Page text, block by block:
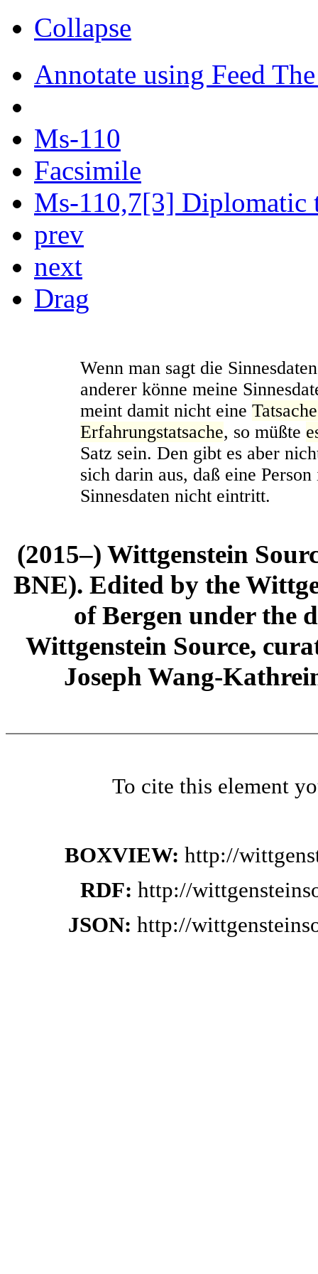
Collapse
Annotate using Feed
Ms-110
Facsimile
Ms-110,7[3] Diplomatic
prev
next
Drag
Wenn man sagt die
anderer könne meine
meint damit nicht eine
Erfahrungstatsache, so müßte
Satz sein. Den gibt es aber
sich darin aus, daß eine
Sinnesdaten nicht eintritt.
(2015–) Wittgenstein
BNE). Edited by the
of Bergen under the
Wittgenstein Source,
Joseph Wang-
To cite this element
BOXVIEW: http://
RDF: http://
JSON: http://